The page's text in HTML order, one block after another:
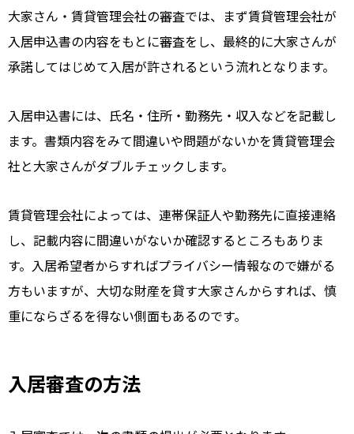
大家さん・賃貸管理会社の審査では、まず賃貸管理会社が
入居申込書の内容をもとに審査をし、最終的に大家さんが
承諾してはじめて入居が許されるという流れとなります。
入居申込書には、氏名・住所・勤務先・収入などを記載し
ます。書類内容をみて間違いや問題がないかを賃貸管理会
社と大家さんがダブルチェックします。
賃貸管理会社によっては、連帯保証人や勤務先に直接連絡
し、記載内容に間違いがないか確認するところもありま
す。入居希望者からすればプライバシー情報なので嫌がる
方もいますが、大切な財産を貸す大家さんからすれば、慎
重にならざるを得ない側面もあるのです。
入居審査の方法